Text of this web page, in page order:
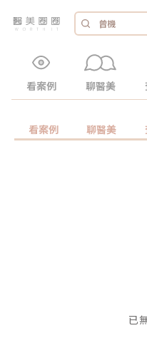
看案例 聊醫美
看案例 聊醫美
已